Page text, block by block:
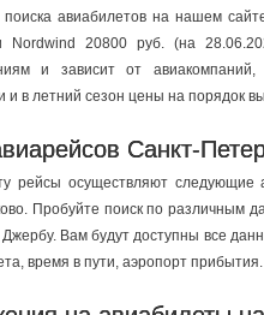
поиска авиабилетов на нашем
Nordwind 20800 руб. (на
и зависит от
и в летний сезон цены на порядок
Санкт-
рейсы осуществляют следующие
Пробуйте поиск по различным
Вам будут доступны все
время в пути, аэропорт прибытия.